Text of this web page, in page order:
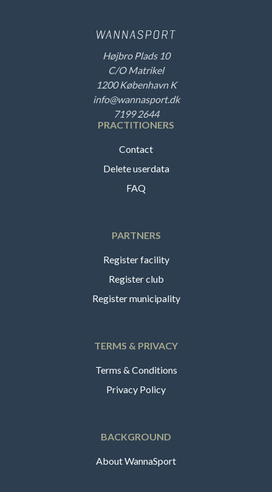
Højbro Plads 10
C/O Matrikel
1200 København K
info@wannasport.dk
7199 2644
PRACTITIONERS
Contact
Delete userdata
FAQ
PARTNERS
Register facility
Register club
Register municipality
TERMS & PRIVACY
Terms & Conditions
Privacy Policy
BACKGROUND
About WannaSport